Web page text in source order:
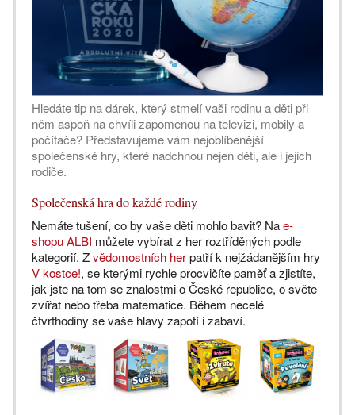
Hledáte tip na dárek, který stmelí vaši rodinu a děti při
něm aspoň na chvíli zapomenou na televizi, mobily a
počítače? Představujeme vám nejoblíbenější
společenské hry, které nadchnou nejen děti, ale i jejich
rodiče.
Společenská hra do každé rodiny
Nemáte tušení, co by vaše děti mohlo bavit? Nae-
shopu ALBI můžete vybírat z her roztříděných podle
kategorií. Zvědomostních herpatří k nejžádanějším hry
V kostce!, se kterými rychle procvičíte paměť a zjistíte,
jak jste na tom se znalostmi o České republice, o světe
zvířat nebo třeba matematice. Během necelé
čtvrthodiny se vaše hlavy zapotí i zabaví.